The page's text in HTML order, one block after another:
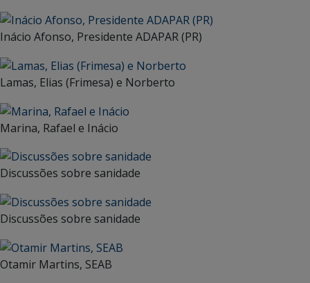
Inácio Afonso, Presidente ADAPAR (PR)
Lamas, Elias (Frimesa) e Norberto
Marina, Rafael e Inácio
Discussões sobre sanidade
Discussões sobre sanidade
Otamir Martins, SEAB